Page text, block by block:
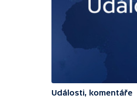
Události, komentáře